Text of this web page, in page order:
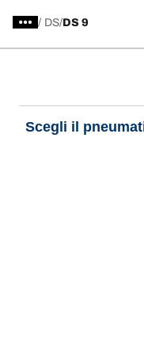
/ DS DS 9
Scegli il